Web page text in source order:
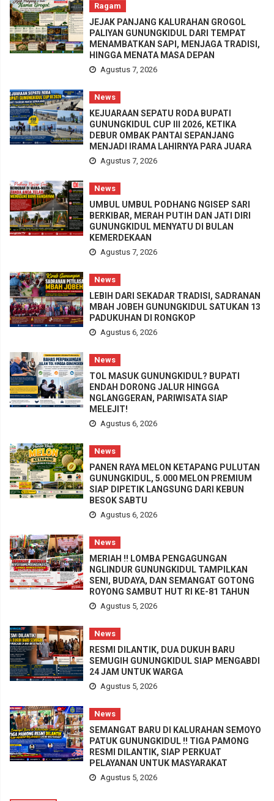
Ragam
JEJAK PANJANG KALURAHAN GROGOL
PALIYAN GUNUNGKIDUL DARI TEMPAT
MENAMBATKAN SAPI, MENJAGA TRADISI,
HINGGA MENATA MASA DEPAN
Agustus 7, 2026
News
KEJUARAAN SEPATU RODA BUPATI
GUNUNGKIDUL CUP III 2026, KETIKA
DEBUR OMBAK PANTAI SEPANJANG
MENJADI IRAMA LAHIRNYA PARA JUARA
Agustus 7, 2026
News
UMBUL UMBUL PODHANG NGISEP SARI
BERKIBAR, MERAH PUTIH DAN JATI DIRI
GUNUNGKIDUL MENYATU DI BULAN
KEMERDEKAAN
Agustus 7, 2026
News
LEBIH DARI SEKADAR TRADISI, SADRANAN
MBAH JOBEH GUNUNGKIDUL SATUKAN 13
PADUKUHAN DI RONGKOP
Agustus 6, 2026
News
TOL MASUK GUNUNGKIDUL? BUPATI
ENDAH DORONG JALUR HINGGA
NGLANGGERAN, PARIWISATA SIAP
MELEJIT!
Agustus 6, 2026
News
PANEN RAYA MELON KETAPANG PULUTAN
GUNUNGKIDUL, 5.000 MELON PREMIUM
SIAP DIPETIK LANGSUNG DARI KEBUN
BESOK SABTU
Agustus 6, 2026
News
MERIAH !! LOMBA PENGAGUNGAN
NGLINDUR GUNUNGKIDUL TAMPILKAN
SENI, BUDAYA, DAN SEMANGAT GOTONG
ROYONG SAMBUT HUT RI KE-81 TAHUN
Agustus 5, 2026
News
RESMI DILANTIK, DUA DUKUH BARU
SEMUGIH GUNUNGKIDUL SIAP MENGABDI
24 JAM UNTUK WARGA
Agustus 5, 2026
News
SEMANGAT BARU DI KALURAHAN SEMOYO
PATUK GUNUNGKIDUL !! TIGA PAMONG
RESMI DILANTIK, SIAP PERKUAT
PELAYANAN UNTUK MASYARAKAT
Agustus 5, 2026